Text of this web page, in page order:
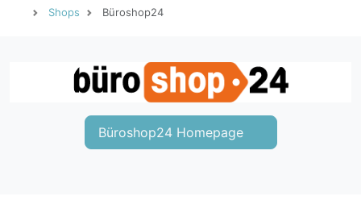
Shops Büroshop24
Büroshop24 Homepage